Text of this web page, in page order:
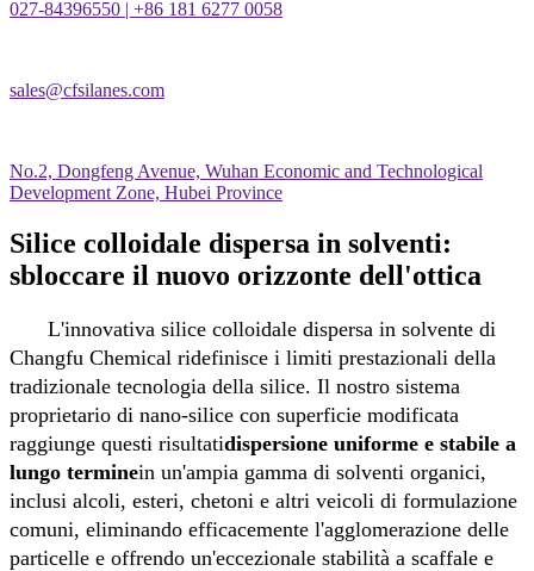
027-84396550 | +86 181 6277 0058
sales@cfsilanes.com
No.2, Dongfeng Avenue, Wuhan Economic and Technological
Development Zone, Hubei Province
Silice colloidale dispersa in solventi:
sbloccare il nuovo orizzonte dell'ottica
L'innovativa silice colloidale dispersa in solvente di
Changfu Chemical ridefinisce i limiti prestazionali della
tradizionale tecnologia della silice. Il nostro sistema
proprietario di nano-silice con superficie modificata
raggiunge questi risultatidispersione uniforme e stabile a
lungo terminein un'ampia gamma di solventi organici,
inclusi alcoli, esteri, chetoni e altri veicoli di formulazione
comuni, eliminando efficacemente l'agglomerazione delle
particelle e offrendo un'eccezionale stabilità a scaffale e